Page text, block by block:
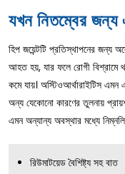
যখন নিতম্বের
হিপ জয়েন্টটি প্রতিস্থাপনের জন্য
আহত হয়, যার ফলে রোগী
কমে যায়। অস্টিওআর্থারাইটিস এমন
অন্য যেকোনো কারণের তুলনায়
এমন অন্যান্য অবস্থার মধ্যে
রিউমাটয়েড বৈশিষ্ট্য সহ বাত